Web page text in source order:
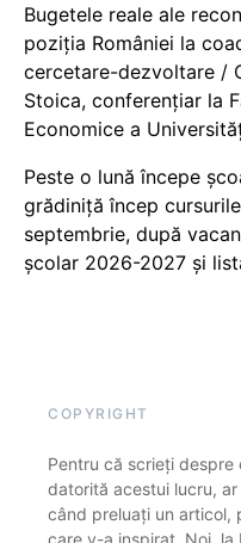
Bugetele reale ale
poziția României la
cercetare-dezvoltare /
Stoica, conferențiar la
Economice a
Peste o lună începe
grădiniță încep
septembrie, după
școlar 2026-2027 și
COPYRIGHT
Pentru că scrieți
datorită acestui lucru,
când preluați un articol,
care v-a inspirat. Noi, la